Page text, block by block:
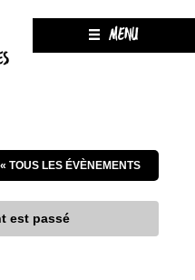
MENU
« TOUS LES ÉVÈNEMENTS
est passé